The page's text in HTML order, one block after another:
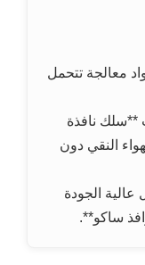
معالجة تتحمل
**سلك نافذة
النقي دون
الجودة
ساكو**.